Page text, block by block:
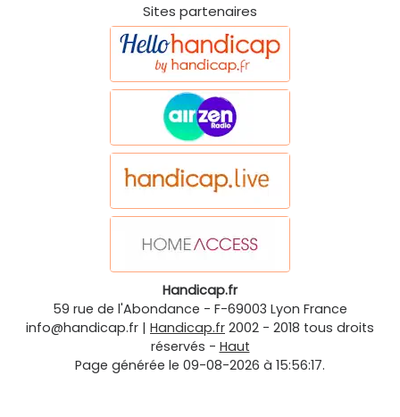
Sites partenaires
Handicap.fr
59 rue de l'Abondance - F-69003 Lyon France
info@handicap.fr | Handicap.fr 2002 - 2018 tous droits
réservés - Haut
Page générée le 09-08-2026 à 15:56:17.